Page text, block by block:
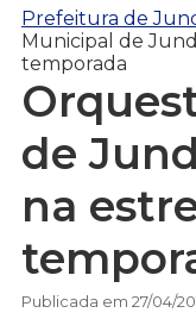
Prefeitura de
Municipal de
temporada
de
na
Publicada em 27/04/